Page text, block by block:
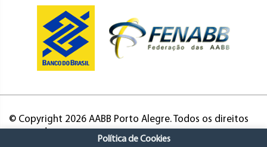
© Copyright 2026 AABB Porto Alegre. Todos os direitos
Política de Cookies